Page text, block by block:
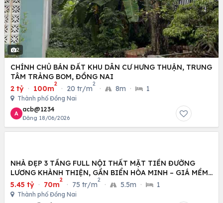
2
CHÍNH CHỦ BÁN ĐẤT KHU DÂN CƯ HƯNG THUẬN, TRUNG
TÂM TRẢNG BOM, ĐỒNG NAI
2 tỷ · 100m
2
· 20 tr/m
2
· 8m · 1
Thành phố Đồng Nai
A
acb@1234
Đăng 18/06/2026
NHÀ ĐẸP 3 TẦNG FULL NỘI THẤT MẶT TIỀN ĐƯỜNG
LƯƠNG KHÀNH THIỆN, GẦN BIỂN HÒA MINH – GIÁ MỀM
KHÓ TIN
5.45 tỷ · 70m
2
· 75 tr/m
2
· 5.5m · 1
Thành phố Đồng Nai